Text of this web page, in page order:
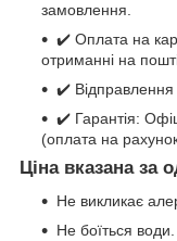
замовлення.
✔️ Оплата на
отриманні на
✔️
✔️ Гарантія:
(оплата на
Ціна вказана за
Не викликає
Не боїться води.